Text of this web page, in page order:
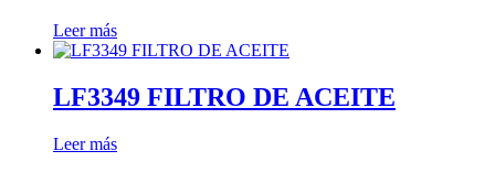
Leer más
LF3349 FILTRO DE ACEITE
Leer más